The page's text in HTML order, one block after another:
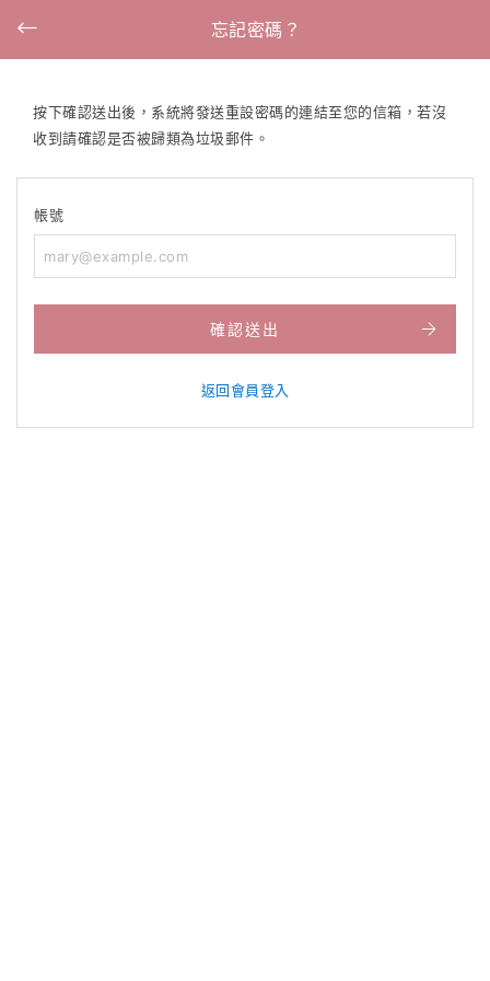
忘記密碼？
按下確認送出後，系統將發送重設密碼的連結至您的信箱，若沒
收到請確認是否被歸類為垃圾郵件。
帳號
確認送出
返回會員登入